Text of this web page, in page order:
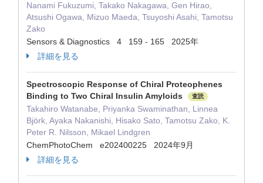
Nanami Fukuzumi, Takako Nakagawa, Gen Hirao,
Atsushi Ogawa, Mizuo Maeda, Tsuyoshi Asahi, Tamotsu
Zako
Sensors & Diagnostics 4 159 - 165 2025年
詳細を見る
Spectroscopic Response of Chiral Proteophenes
Binding to Two Chiral Insulin Amyloids
査読
Takahiro Watanabe, Priyanka Swaminathan, Linnea
Björk, Ayaka Nakanishi, Hisako Sato, Tamotsu Zako, K.
Peter R. Nilsson, Mikael Lindgren
ChemPhotoChem e202400225 2024年9月
詳細を見る